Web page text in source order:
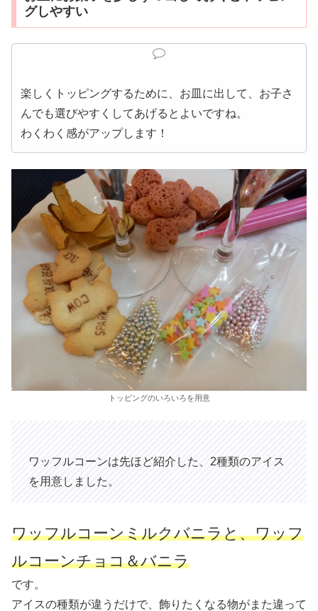
グしやすい
楽しくトッピングするために、お皿に出して、お子さ
んでも選びやすくしてあげるとよいですね。
わくわく感がアップします！
トッピングのいろいろを用意
ワッフルコーンは先ほど紹介した、2種類のアイス
を用意しました。
ワッフルコーンミルクバニラと、ワッフ
ルコーンチョコ＆バニラ
です。
アイスの種類が違うだけで、飾りたくなる物がまた違って